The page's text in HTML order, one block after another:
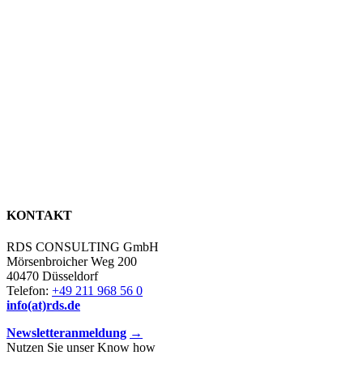
KONTAKT
RDS CONSULTING GmbH
Mörsenbroicher Weg 200
40470 Düsseldorf
Telefon: +49 211 968 56 0
info(at)rds.de
Newsletteranmeldung →
Nutzen Sie unser Know how